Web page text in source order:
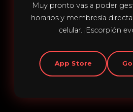
Muy pronto vas a poder
horarios y membresía
celular. ¡Escorpión
App Store